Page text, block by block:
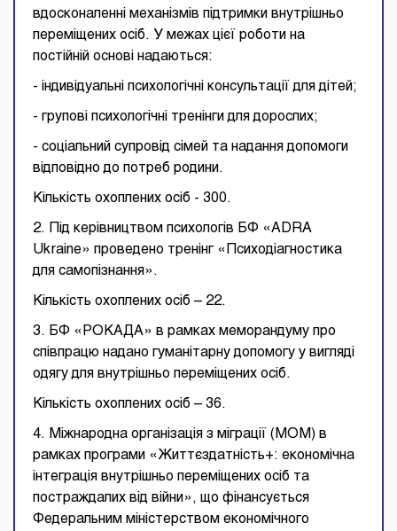
вдосконаленні механізмів підтримки внутрішньо
переміщених осіб. У межах цієї роботи на
постійній основі надаються:
- індивідуальні психологічні консультації для дітей;
- групові психологічні тренінги для дорослих;
- соціальний супровід сімей та надання допомоги
відповідно до потреб родини.
Кількість охоплених осіб - 300.
2. Під керівництвом психологів БФ «ADRA
Ukraine» проведено тренінг «Психодіагностика
для самопізнання».
Кількість охоплених осіб – 22.
3. БФ «РОКАДА» в рамках меморандуму про
співпрацю надано гуманітарну допомогу у вигляді
одягу для внутрішньо переміщених осіб.
Кількість охоплених осіб – 36.
4. Міжнародна організація з міграції (МОМ) в
рамках програми «Життєздатність+: економічна
інтеграція внутрішньо переміщених осіб та
постраждалих від війни», що фінансується
Федеральним міністерством економічного